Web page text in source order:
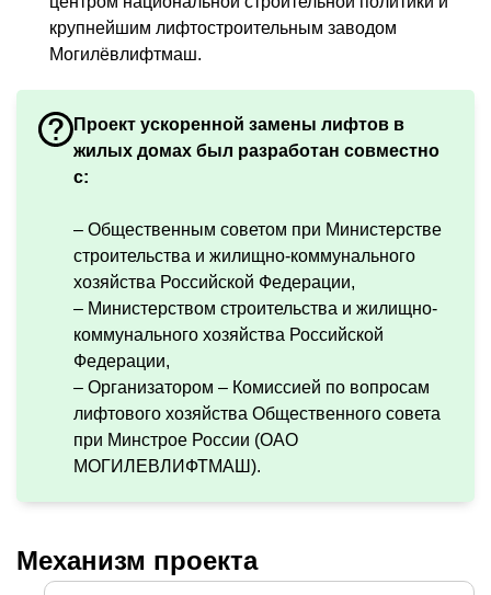
крупнейшим лифтостроительным заводом
Могилёвлифтмаш.
Проект ускоренной замены лифтов в
жилых домах был разработан совместно
с:
– Общественным советом при Министерстве
строительства и жилищно-коммунального
хозяйства Российской Федерации,
– Министерством строительства и жилищно-
коммунального хозяйства Российской
Федерации,
– Организатором – Комиссией по вопросам
лифтового хозяйства Общественного совета
при Минстрое России (ОАО
МОГИЛЕВЛИФТМАШ).
Механизм проекта